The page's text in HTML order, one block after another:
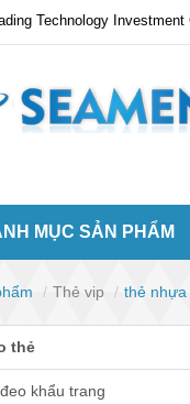
Technology Investment
MỤC SẢN PHẨM
Thẻ vip thẻ nhựa
thẻ
khẩu trang